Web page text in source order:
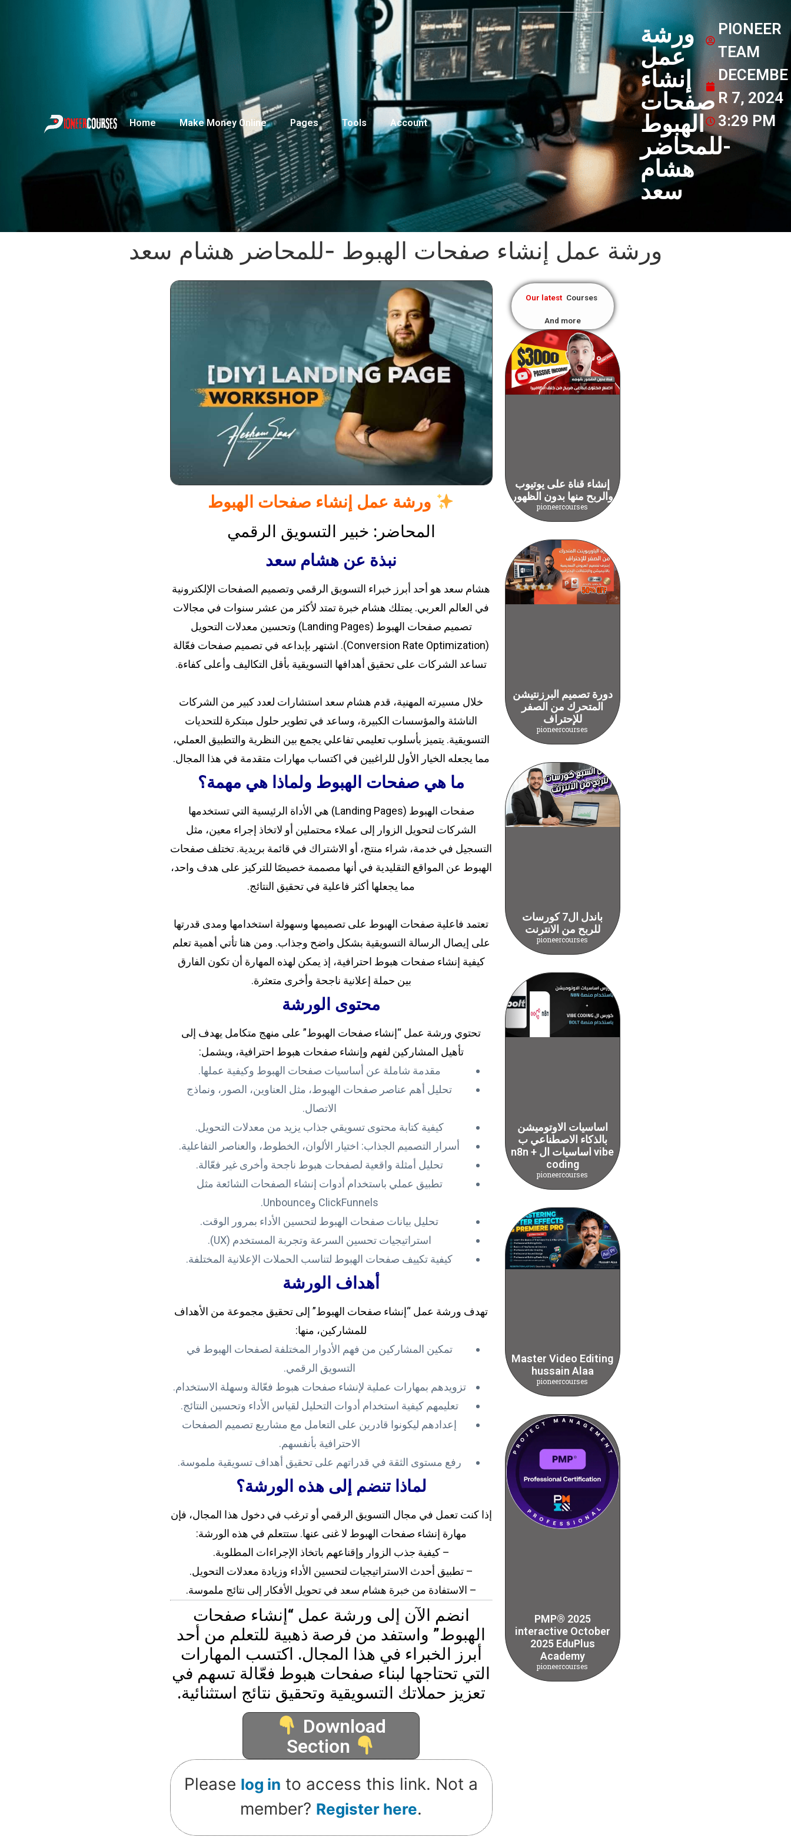
Home Make Money Online Pages Tools Account
ورشة
عمل
إنشاء
صفحات
الهبوط
-للمحاضر
هشام
سعد
PIONEER
TEAM
DECEMBE
R 7, 2024
3:29 PM
ورشة عمل إنشاء صفحات الهبوط -للمحاضر هشام سعد
المحاضر: خبير التسويق الرقمي
نبذة عن هشام سعد
هشام سعد هو أحد أبرز خبراء التسويق الرقمي وتصميم الصفحات الإلكترونية
في العالم العربي. يمتلك هشام خبرة تمتد لأكثر من عشر سنوات في مجالات
تصميم صفحات الهبوط (Landing Pages) وتحسين معدلات التحويل
(Conversion Rate Optimization). اشتهر بإبداعه في تصميم صفحات فعّالة
تساعد الشركات على تحقيق أهدافها التسويقية بأقل التكاليف وأعلى كفاءة.
خلال مسيرته المهنية، قدم هشام سعد استشارات لعدد كبير من الشركات
الناشئة والمؤسسات الكبيرة، وساعد في تطوير حلول مبتكرة للتحديات
التسويقية. يتميز بأسلوب تعليمي تفاعلي يجمع بين النظرية والتطبيق العملي،
مما يجعله الخيار الأول للراغبين في اكتساب مهارات متقدمة في هذا المجال.
ما هي صفحات الهبوط ولماذا هي مهمة؟
صفحات الهبوط (Landing Pages) هي الأداة الرئيسية التي تستخدمها
الشركات لتحويل الزوار إلى عملاء محتملين أو لاتخاذ إجراء معين، مثل
التسجيل في خدمة، شراء منتج، أو الاشتراك في قائمة بريدية. تختلف صفحات
الهبوط عن المواقع التقليدية في أنها مصممة خصيصًا للتركيز على هدف واحد،
مما يجعلها أكثر فاعلية في تحقيق النتائج.
تعتمد فاعلية صفحات الهبوط على تصميمها وسهولة استخدامها ومدى قدرتها
على إيصال الرسالة التسويقية بشكل واضح وجذاب. ومن هنا تأتي أهمية تعلم
كيفية إنشاء صفحات هبوط احترافية، إذ يمكن لهذه المهارة أن تكون الفارق
بين حملة إعلانية ناجحة وأخرى متعثرة.
محتوى الورشة
تحتوي ورشة عمل “إنشاء صفحات الهبوط” على منهج متكامل يهدف إلى
تأهيل المشاركين لفهم وإنشاء صفحات هبوط احترافية، ويشمل:
مقدمة شاملة عن أساسيات صفحات الهبوط وكيفية عملها.
تحليل أهم عناصر صفحات الهبوط، مثل العناوين، الصور، ونماذج
الاتصال.
كيفية كتابة محتوى تسويقي جذاب يزيد من معدلات التحويل.
أسرار التصميم الجذاب: اختيار الألوان، الخطوط، والعناصر التفاعلية.
تحليل أمثلة واقعية لصفحات هبوط ناجحة وأخرى غير فعّالة.
تطبيق عملي باستخدام أدوات إنشاء الصفحات الشائعة مثل
ClickFunnels وUnbounce.
تحليل بيانات صفحات الهبوط لتحسين الأداء بمرور الوقت.
استراتيجيات تحسين السرعة وتجربة المستخدم (UX).
كيفية تكييف صفحات الهبوط لتناسب الحملات الإعلانية المختلفة.
أهداف الورشة
تهدف ورشة عمل “إنشاء صفحات الهبوط” إلى تحقيق مجموعة من الأهداف
للمشاركين، منها:
تمكين المشاركين من فهم الأدوار المختلفة لصفحات الهبوط في
التسويق الرقمي.
تزويدهم بمهارات عملية لإنشاء صفحات هبوط فعّالة وسهلة الاستخدام.
تعليمهم كيفية استخدام أدوات التحليل لقياس الأداء وتحسين النتائج.
إعدادهم ليكونوا قادرين على التعامل مع مشاريع تصميم الصفحات
الاحترافية بأنفسهم.
رفع مستوى الثقة في قدراتهم على تحقيق أهداف تسويقية ملموسة.
لماذا تنضم إلى هذه الورشة؟
إذا كنت تعمل في مجال التسويق الرقمي أو ترغب في دخول هذا المجال، فإن
مهارة إنشاء صفحات الهبوط لا غنى عنها. ستتعلم في هذه الورشة:
– كيفية جذب الزوار وإقناعهم باتخاذ الإجراءات المطلوبة.
– تطبيق أحدث الاستراتيجيات لتحسين الأداء وزيادة معدلات التحويل.
– الاستفادة من خبرة هشام سعد في تحويل الأفكار إلى نتائج ملموسة.
انضم الآن إلى ورشة عمل “إنشاء صفحات
الهبوط” واستفد من فرصة ذهبية للتعلم من أحد
أبرز الخبراء في هذا المجال. اكتسب المهارات
التي تحتاجها لبناء صفحات هبوط فعّالة تسهم في
تعزيز حملاتك التسويقية وتحقيق نتائج استثنائية.
Download
Section
Please log in to access this link. Not a
member? Register here.
Our latest Courses
And more
إنشاء قناة على يوتيوب
والربح منها بدون الظهور
pioneercourses
دورة تصميم البرزنتيشن
المتحرك من الصفر
للإحتراف
pioneercourses
باندل ال7 كورسات
للربح من الانترنت
pioneercourses
اساسيات الاوتوميشن
بالذكاء الاصطناعي ب
n8n + اساسيات ال vibe
coding
pioneercourses
Master Video Editing
hussain Alaa
pioneercourses
PMP® 2025
interactive October
2025 EduPlus
Academy
pioneercourses